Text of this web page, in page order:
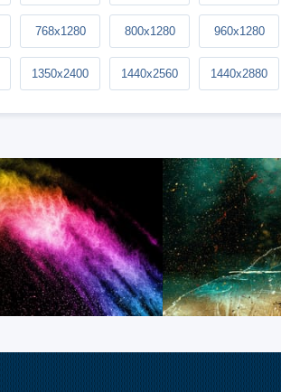
768x1280 800x1280 960x1280
1350x2400 1440x2560 1440x2880